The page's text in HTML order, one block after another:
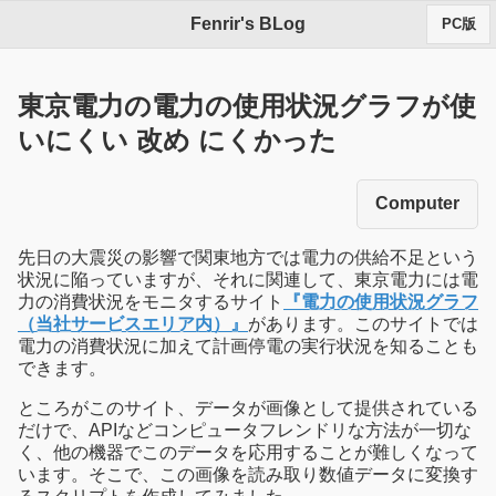
Fenrir's BLog PC版
東京電力の電力の使用状況グラフが使
いにくい 改め にくかった
Computer
先日の大震災の影響で関東地方では電力の供給不足という
状況に陥っていますが、それに関連して、東京電力には電
力の消費状況をモニタするサイト
『電力の使用状況グラフ
（当社サービスエリア内）』 があります。このサイトでは
電力の消費状況に加えて計画停電の実行状況を知ることも
できます。
ところがこのサイト、データが画像として提供されている
だけで、APIなどコンピュータフレンドリな方法が一切な
く、他の機器でこのデータを応用することが難しくなって
います。そこで、この画像を読み取り数値データに変換す